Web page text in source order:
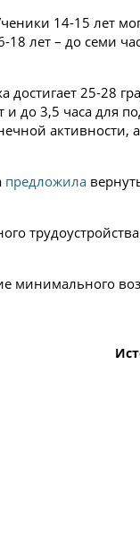
14-15 лет
18 лет – до семи
25-28
и до 3,5 часа для
активности,
предложила
минимального